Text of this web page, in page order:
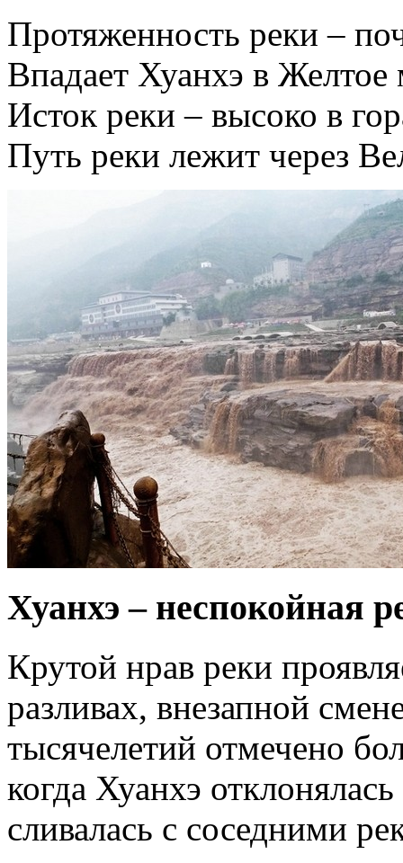
Протяженность реки –
Впадает Хуанхэ в Желтое
Исток реки – высоко в
Путь реки лежит через
Хуанхэ – неспокойная
Крутой нрав реки
разливах, внезапной
тысячелетий отмечено
когда Хуанхэ
сливалась с соседними